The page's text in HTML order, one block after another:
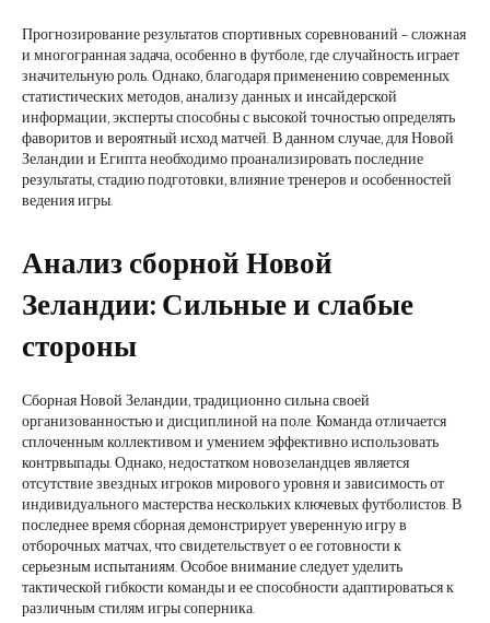
Прогнозирование результатов спортивных соревнований – сложная
и многогранная задача, особенно в футболе, где случайность играет
значительную роль. Однако, благодаря применению современных
статистических методов, анализу данных и инсайдерской
информации, эксперты способны с высокой точностью определять
фаворитов и вероятный исход матчей. В данном случае, для Новой
Зеландии и Египта необходимо проанализировать последние
результаты, стадию подготовки, влияние тренеров и особенностей
ведения игры.
Анализ сборной Новой
Зеландии: Сильные и слабые
стороны
Сборная Новой Зеландии, традиционно сильна своей
организованностью и дисциплиной на поле. Команда отличается
сплоченным коллективом и умением эффективно использовать
контрвыпады. Однако, недостатком новозеландцев является
отсутствие звездных игроков мирового уровня и зависимость от
индивидуального мастерства нескольких ключевых футболистов. В
последнее время сборная демонстрирует уверенную игру в
отборочных матчах, что свидетельствует о ее готовности к
серьезным испытаниям. Особое внимание следует уделить
тактической гибкости команды и ее способности адаптироваться к
различным стилям игры соперника.